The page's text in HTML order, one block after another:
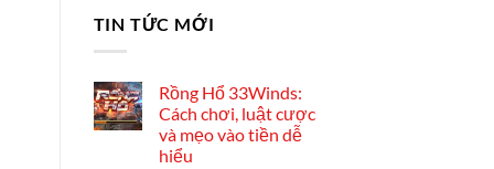
TIN TỨC MỚI
Rồng Hổ 33Winds:
Cách chơi, luật cược
và mẹo vào tiền dễ
hiểu